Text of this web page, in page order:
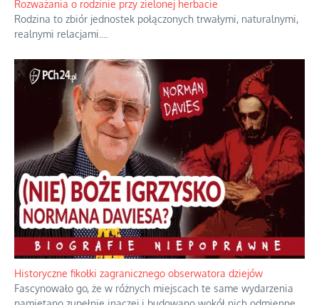
Boże, nikt tego nie pilnuje, nic kompletnie....
Rozważania o rodzinie przy zielonej herbacie
Rodzina to zbiór jednostek połączonych trwałymi, naturalnymi,
realnymi relacjami....